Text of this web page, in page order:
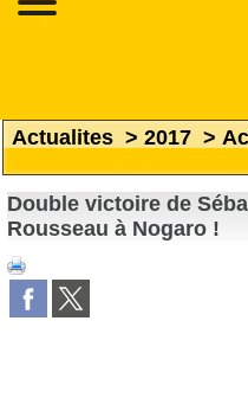
Actualites > 2017 >
Double victoire de
Rousseau à Nogaro !